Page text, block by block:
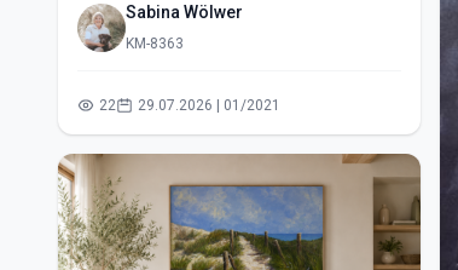
Sabina Wölwer
KM-8363
22 29.07.2026 | 01/2021